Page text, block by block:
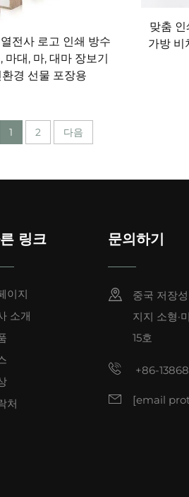
나 장기 휴가 시 옷과 여행 용품을
권, 노트북, 물병 및 기타 비행 중 필
자외선 차단제를 담거나, 현지 시장
에서 거의 공간을 차지 않도록 보
요가 없습니다. 직사광선 아래에
들이 비즈니스 복장과 잘 어울리
대 자루 가방을 지급하는데, 이는
이거나, 카페에서 원격 근무를 하
니다. 행사 주최자들은 흔히 저트
전사 로고 인쇄 방수
마대, 마, 대마 장보기
환경 선물 포장용
맞춤
가방 비
1 2 다음
링크
이지
소개
처
문의하기
중국 저장
지지 소형·
15호
+86-
[email